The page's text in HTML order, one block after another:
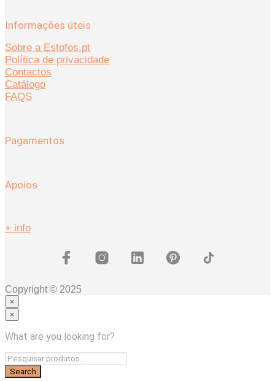
Informações úteis
Sobre a Estofos.pt
Política de privacidade
Contactos
Catálogo
FAQS
Pagamentos
Apoios
+ info
Copyright © 2025
×
Coleção HERA
Quarto
×
What are you looking for?